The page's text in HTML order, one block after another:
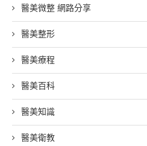
醫美微整 網路分享
醫美整形
醫美療程
醫美百科
醫美知識
醫美衛教